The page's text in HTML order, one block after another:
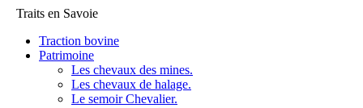
Traits en Savoie
Traction bovine
Patrimoine
Les chevaux des mines.
Les chevaux de halage.
Le semoir Chevalier.